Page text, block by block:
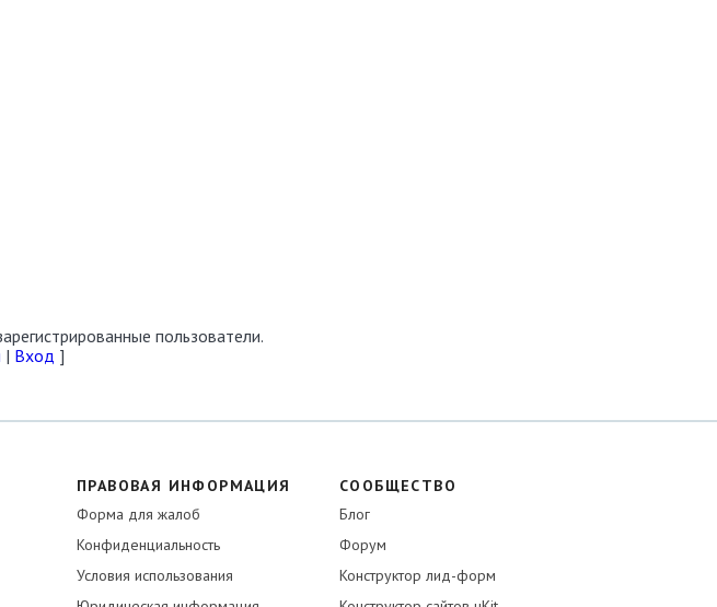
пользователи.
| Вход ]
ПРАВОВАЯ ИНФОРМАЦИЯ
Форма для жалоб
Конфиденциальность
Условия использования
СООБЩЕСТВО
Блог
Форум
Конструктор лид-форм